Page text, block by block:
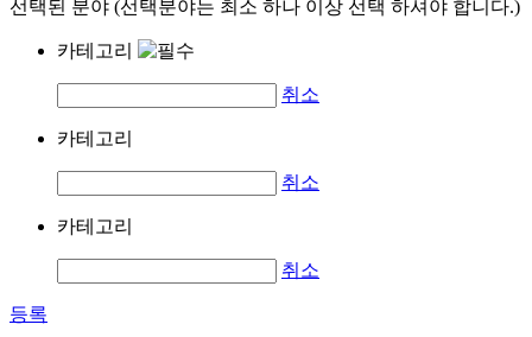
선택된 분야 (선택분야는 최소 하나 이상 선택 하셔야 합니다.)
카테고리
취소
카테고리
취소
카테고리
취소
등록